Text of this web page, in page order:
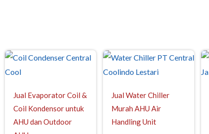
Jual Evaporator Coil &
Coil Kondensor untuk
AHU dan Outdoor
Jual Water Chiller
Murah AHU Air
Handling Unit